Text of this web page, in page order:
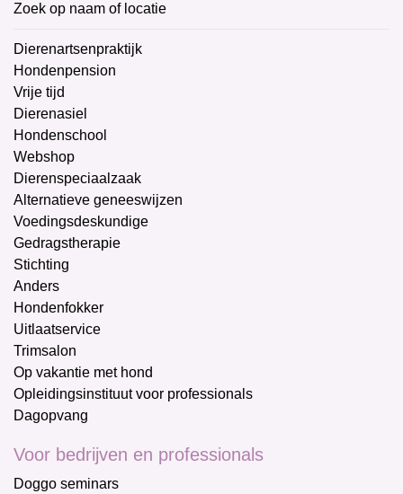
Zoek op naam of locatie
Dierenartsenpraktijk
Hondenpension
Vrije tijd
Dierenasiel
Hondenschool
Webshop
Dierenspeciaalzaak
Alternatieve geneeswijzen
Voedingsdeskundige
Gedragstherapie
Stichting
Anders
Hondenfokker
Uitlaatservice
Trimsalon
Op vakantie met hond
Opleidingsinstituut voor professionals
Dagopvang
Voor bedrijven en professionals
Doggo seminars